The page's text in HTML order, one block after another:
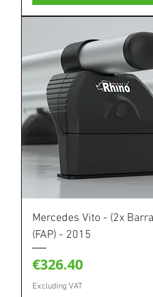
Mercedes Vito - (2x
(FAP) - 2015
Price
€326.40
Excluding VAT